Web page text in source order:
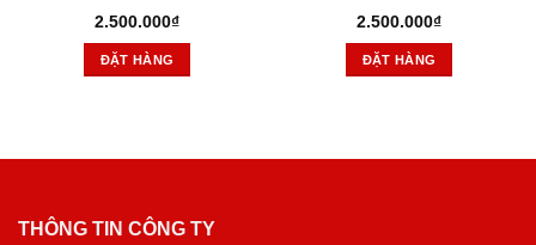
2.500.000₫
ĐẶT HÀNG
2.500.000₫
ĐẶT HÀNG
THÔNG TIN CÔNG TY